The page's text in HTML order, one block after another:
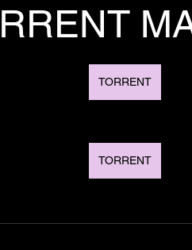
TORRENT
TORRENT